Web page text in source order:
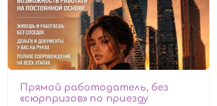
Прямой работодатель, без
«сюрпризов» по приезду